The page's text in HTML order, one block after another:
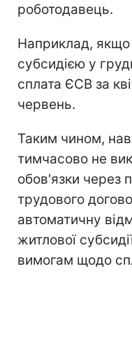
роботодавець.
Наприклад, якщо
субсидією у
сплата ЄСВ за
червень.
Таким чином,
тимчасово не
обов'язки через
трудового
автоматичну
житлової
вимогам щодо